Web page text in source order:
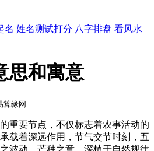
名 姓名测试打分 八字排盘 看风水
思和寓意
缘网
重要节点，不仅标志着农事活动的
载着深远作用，节气交节时刻，五
波动，芒种之意，深植于自然规律